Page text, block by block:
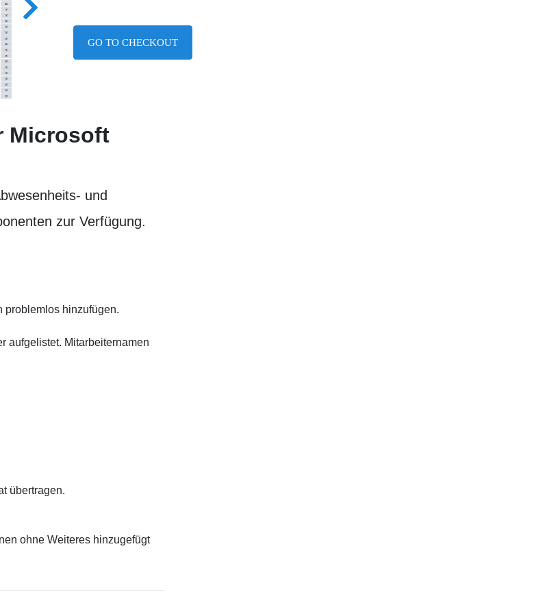
GO TO CHECKOUT
Microsoft
und
zur Verfügung.
problemlos hinzufügen.
aufgelistet. Mitarbeiternamen
übertragen.
ohne Weiteres hinzugefügt